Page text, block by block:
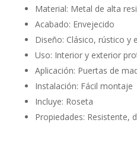
Material: Metal de alta
Acabado: Envejecido
Diseño: Clásico, rústico y
Uso: Interior y exterior
Aplicación: Puertas de
Instalación: Fácil montaje
Incluye: Roseta
Propiedades: Resistente,